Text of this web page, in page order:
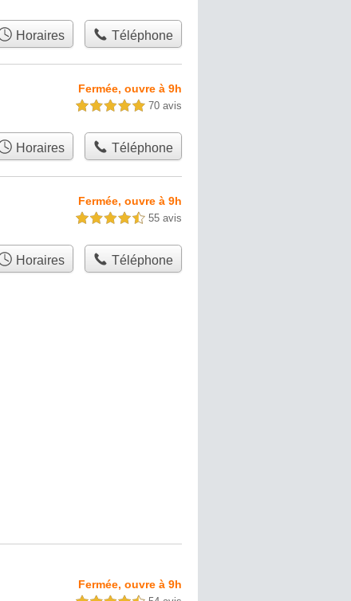
Horaires Téléphone
Fermée, ouvre à 9h
5,0 étoiles sur 5 70 avis
Horaires Téléphone
Fermée, ouvre à 9h
4,5 étoiles sur 5 55 avis
Horaires Téléphone
Fermée, ouvre à 9h